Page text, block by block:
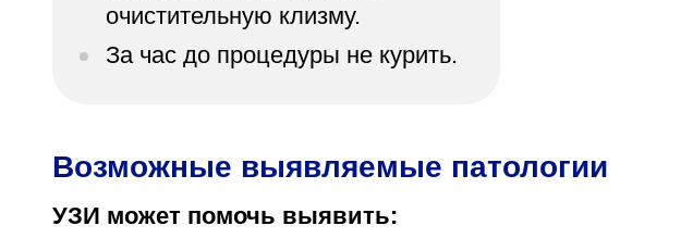
очистительную клизму.
За час до процедуры не курить.
Возможные выявляемые патологии
УЗИ может помочь выявить: